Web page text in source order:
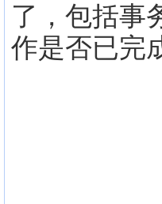
了，包括事
作是否已完